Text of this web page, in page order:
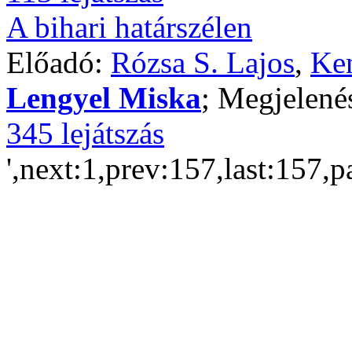
A bihari határszélen
Előadó: Rózsa S. Lajos,
Lengyel Miska;
345 lejátszás